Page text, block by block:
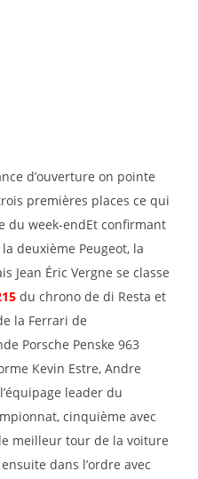
d’ouverture on pointe
premières places ce qui
du week-endEt confirmant
deuxième Peugeot, la
Jean Éric Vergne se classe
du chrono de di Resta et
la Ferrari de
Porsche Penske 963
Kevin Estre, Andre
leader du
cinquième avec
meilleur tour de la voiture
dans l’ordre avec